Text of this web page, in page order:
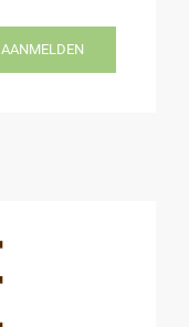
AANMELDEN